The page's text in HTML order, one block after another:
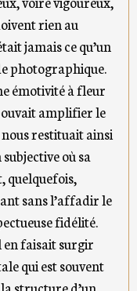
rien au
jamais ce qu’un
photographique.
émotivité à fleur
amplifier le
nous restituait ainsi
où sa
quelquefois,
sans l’affadir le
fidélité.
en faisait surgir
qui est souvent